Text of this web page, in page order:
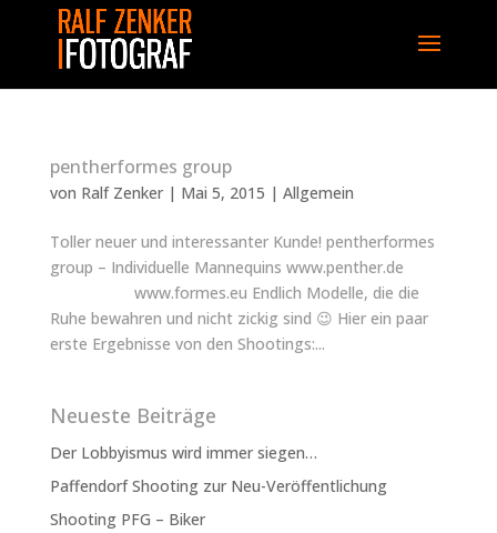
pentherformes group
von Ralf Zenker| Mai 5, 2015 | Allgemein
Toller neuer und interessanter Kunde! pentherformes
group – Individuelle Mannequins www.penther.de
www.formes.eu Endlich Modelle, die die
Ruhe bewahren und nicht zickig sind 😉 Hier ein paar
erste Ergebnisse von den Shootings:...
Neueste Beiträge
Der Lobbyismus wird immer siegen…
Paffendorf Shooting zur Neu-Veröffentlichung
Shooting PFG – Biker